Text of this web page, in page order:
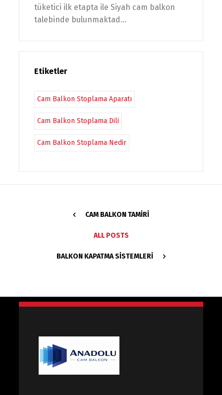
tüketici ilk etapta ile Siyah cam balkon
talebinde bulunmaktad...
Etiketler
Cam Balkon Stoplama Aparatı
Cam Balkon Stoplama Dili
Cam Balkon Stoplama Nedir
CAM BALKON TAMIRI
ALL POSTS
BALKON KAPATMA SISTEMLERI